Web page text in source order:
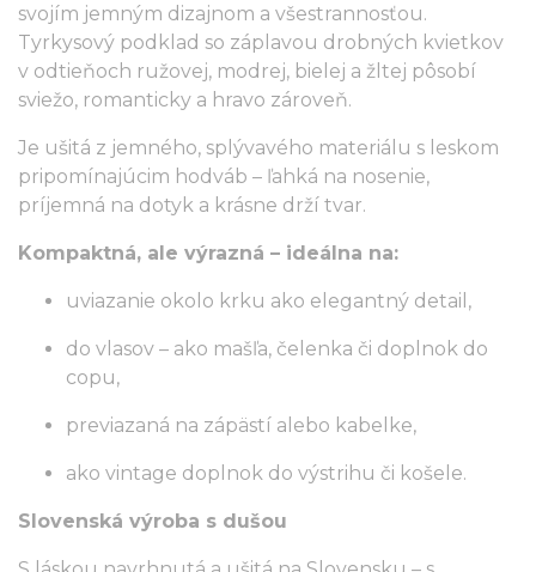
svojím jemným dizajnom a všestrannosťou.
Tyrkysový podklad so záplavou drobných kvietkov
v odtieňoch ružovej, modrej, bielej a žltej pôsobí
sviežo, romanticky a hravo zároveň.
Je ušitá z jemného, splývavého materiálu s leskom
pripomínajúcim hodváb – ľahká na nosenie,
príjemná na dotyk a krásne drží tvar.
Kompaktná, ale výrazná – ideálna na:
uviazanie okolo krku ako elegantný detail,
do vlasov – ako mašľa, čelenka či doplnok do
copu,
previazaná na zápästí alebo kabelke,
ako vintage doplnok do výstrihu či košele.
Slovenská výroba s dušou